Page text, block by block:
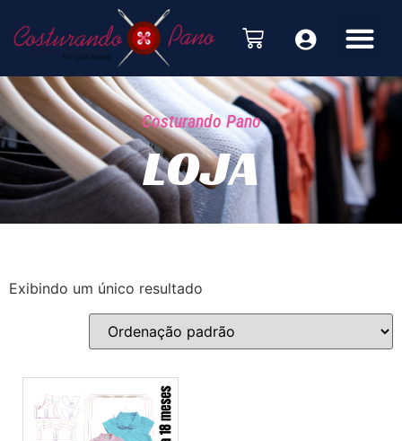
Costurando Pano
LOJA
Exibindo um único resultado